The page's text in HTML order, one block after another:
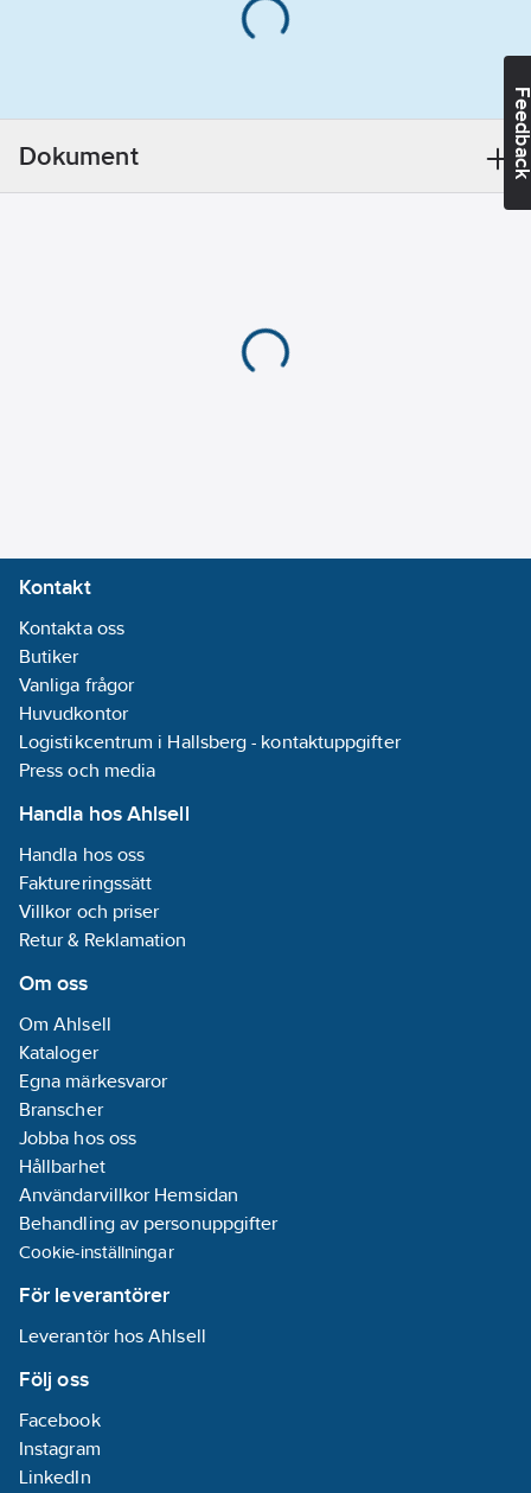
Dokument
Kontakt
Kontakta oss
Butiker
Vanliga frågor
Huvudkontor
Logistikcentrum i Hallsberg - kontaktuppgifter
Press och media
Handla hos Ahlsell
Handla hos oss
Faktureringssätt
Villkor och priser
Retur & Reklamation
Om oss
Om Ahlsell
Kataloger
Egna märkesvaror
Branscher
Jobba hos oss
Hållbarhet
Användarvillkor Hemsidan
Behandling av personuppgifter
Cookie-inställningar
För leverantörer
Leverantör hos Ahlsell
Följ oss
Facebook
Instagram
LinkedIn